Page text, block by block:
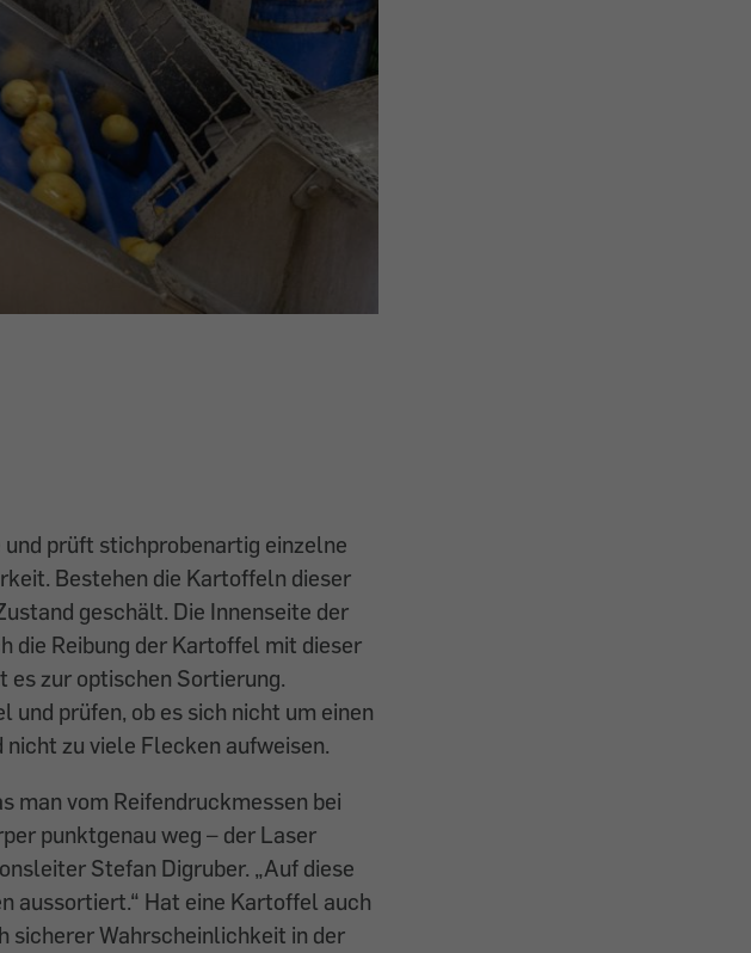
prüft stichprobenartig einzelne
Bestehen die Kartoffeln dieser
geschält. Die Innenseite der
die Reibung der Kartoffel mit dieser
es zur optischen Sortierung.
prüfen, ob es sich nicht um einen
zu viele Flecken aufweisen.
man vom Reifendruckmessen bei
punktgenau weg – der Laser
Stefan Digruber. „Auf diese
aussortiert.“ Hat eine Kartoffel auch
sicherer Wahrscheinlichkeit in der